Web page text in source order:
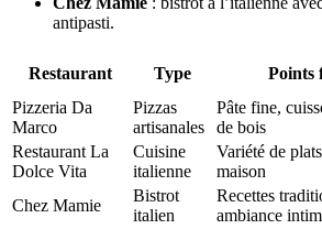
antipasti.
Restaurant Type Points
Pizzeria Da
Marco
Pizzas
artisanales
Pâte fine,
de bois
Restaurant La
Dolce Vita
Cuisine
italienne
Variété de
maison
Chez Mamie
Bistrot
italien
Recettes
ambiance